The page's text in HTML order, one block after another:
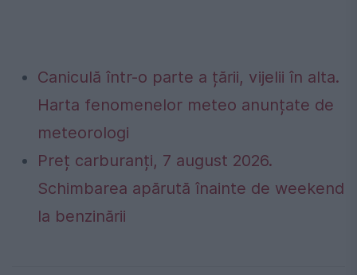
Caniculă într-o parte a țării, vijelii în alta.
Harta fenomenelor meteo anunțate de
meteorologi
Preț carburanți, 7 august 2026.
Schimbarea apărută înainte de weekend
la benzinării